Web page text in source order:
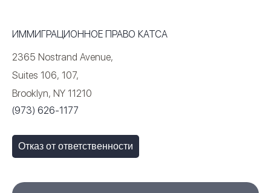
ИММИГРАЦИОННОЕ ПРАВО КАТСА
2365 Nostrand Avenue,
Suites 106, 107,
Brooklyn, NY 11210
(973) 626-1177
Отказ от ответственности